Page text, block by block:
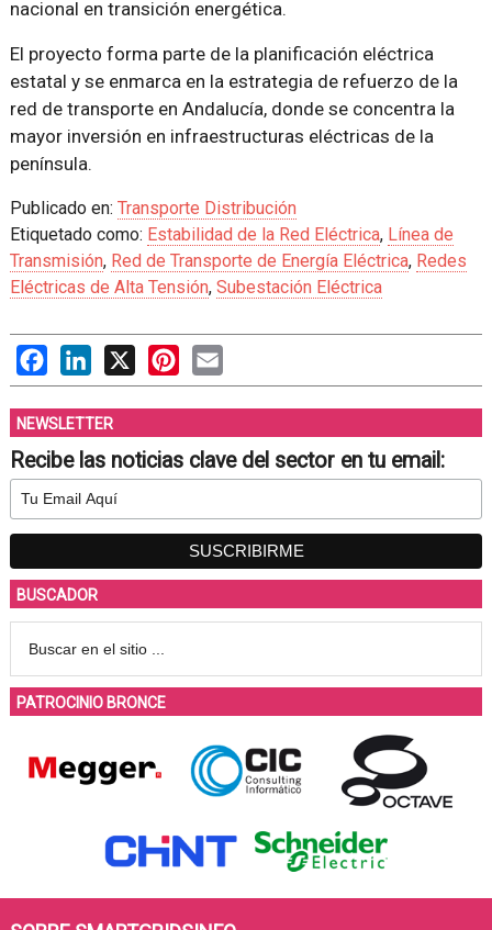
nacional en transición energética.
El proyecto forma parte de la planificación eléctrica
estatal y se enmarca en la estrategia de refuerzo de la
red de transporte en Andalucía, donde se concentra la
mayor inversión en infraestructuras eléctricas de la
península.
Publicado en: Transporte Distribución
Etiquetado como: Estabilidad de la Red Eléctrica, Línea de
Transmisión, Red de Transporte de Energía Eléctrica, Redes
Eléctricas de Alta Tensión, Subestación Eléctrica
FacebookLinkedIn
X PinterestEmail
NEWSLETTER
Recibe las noticias clave del sector en tu email:
BUSCADOR
PATROCINIO BRONCE